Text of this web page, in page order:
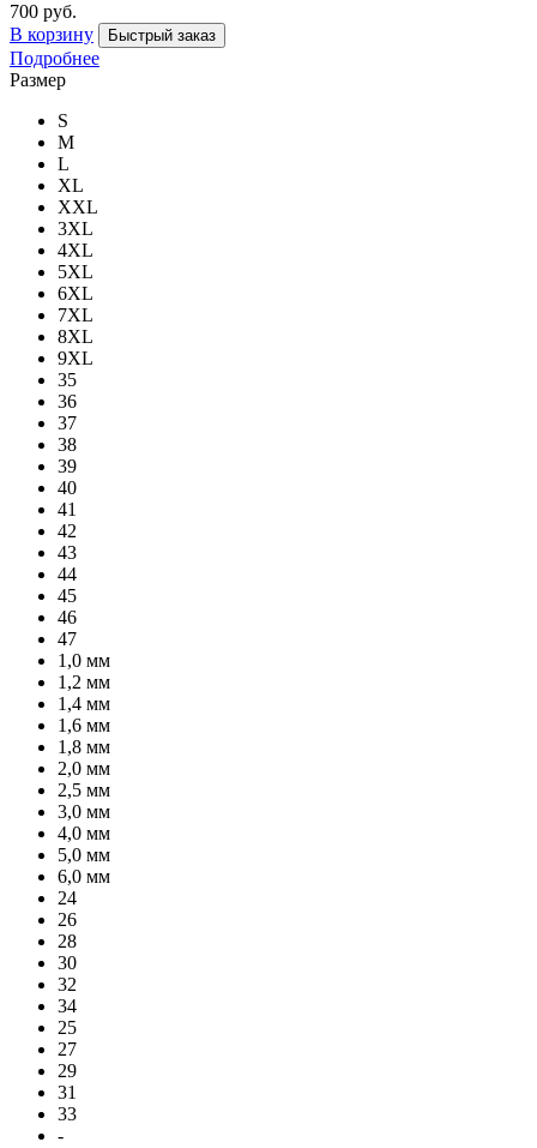
700 руб.
В корзину
Быстрый заказ
Подробнее
Размер
S
M
L
XL
XXL
3XL
4XL
5XL
6XL
7XL
8XL
9XL
35
36
37
38
39
40
41
42
43
44
45
46
47
1,0 мм
1,2 мм
1,4 мм
1,6 мм
1,8 мм
2,0 мм
2,5 мм
3,0 мм
4,0 мм
5,0 мм
6,0 мм
24
26
28
30
32
34
25
27
29
31
33
-